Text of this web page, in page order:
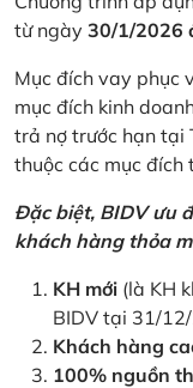
từ ngày 30/1/2026
Mục đích vay phục
mục đích kinh
trả nợ trước hạn tại
thuộc các mục đích
Đặc biệt, BIDV ưu
khách hàng thỏa
KH mới (là KH
BIDV tại 31/
Khách hàng
100% nguồn